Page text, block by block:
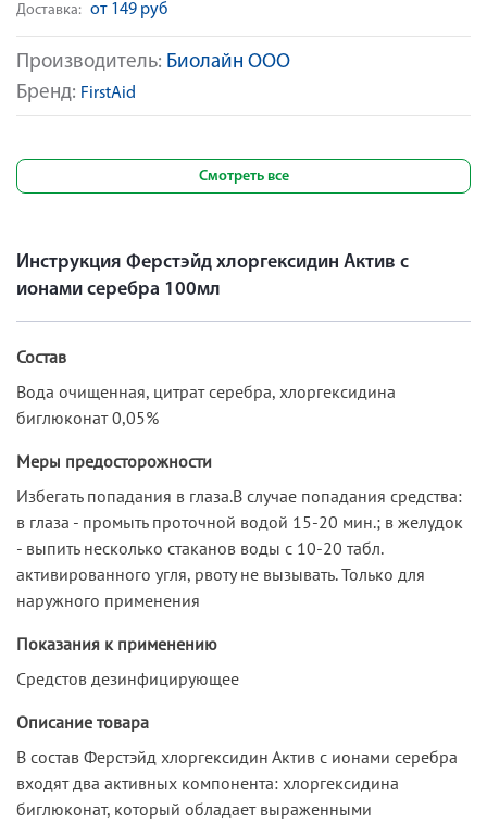
Производитель: Биолайн ООО
Бренд: FirstAid
Доставка: от 149 руб
Смотреть все
Инструкция Ферстэйд хлоргексидин Актив с
ионами серебра 100мл
Состав
Вода очищенная, цитрат серебра, хлоргексидина
биглюконат 0,05%
Меры предосторожности
Избегать попадания в глаза.В случае попадания средства:
в глаза - промыть проточной водой 15-20 мин.; в желудок
- выпить несколько стаканов воды с 10-20 табл.
активированного угля, рвоту не вызывать. Только для
наружного применения
Показания к применению
Средстов дезинфицирующее
Описание товара
В состав Ферстэйд хлоргексидин Актив с ионами серебра
входят два активных компонента: хлоргексидина
биглюконат, который обладает выраженными